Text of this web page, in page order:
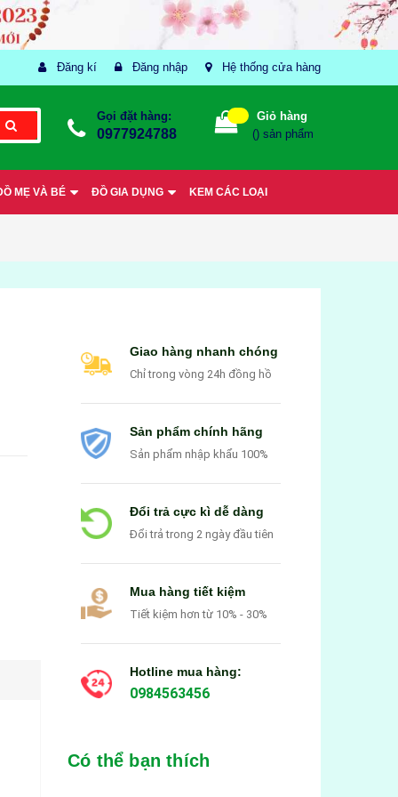
Đăng kí Đăng nhập Hệ thống cửa hàng
Gọi đặt hàng:
0977924788
Giỏ hàng
() sản phẩm
MẸ VÀ BÉ ĐỒ GIA DỤNG KEM CÁC LOẠI
Giao hàng nhanh chóng
Chỉ trong vòng 24h đồng hồ
Sản phẩm chính hãng
Sản phẩm nhập khẩu 100%
Đổi trả cực kì dễ dàng
Đổi trả trong 2 ngày đầu tiên
Mua hàng tiết kiệm
Tiết kiệm hơn từ 10% - 30%
Hotline mua hàng:
0984563456
Có thể bạn thích